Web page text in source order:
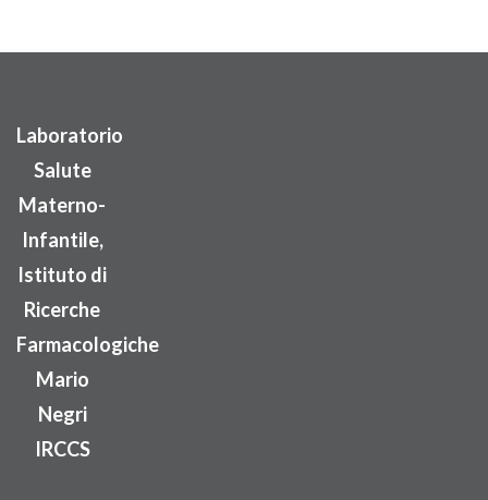
Laboratorio
Salute
Materno-
Infantile,
Istituto di
Ricerche
Farmacologiche
Mario
Negri
IRCCS